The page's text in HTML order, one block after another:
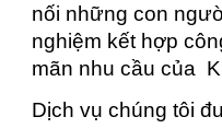
nối những con
nghiệm kết hợp
mãn nhu cầu của
Dịch vụ chúng tôi